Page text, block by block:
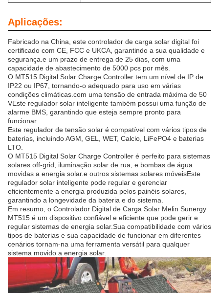
Aplicações:
Fabricado na China, este controlador de carga solar digital foi
certificado com CE, FCC e UKCA, garantindo a sua qualidade e
segurança.e um prazo de entrega de 25 dias, com uma
capacidade de abastecimento de 5000 pcs por mês.
O MT515 Digital Solar Charge Controller tem um nível de IP de
IP22 ou IP67, tornando-o adequado para uso em várias
condições climáticas.com uma tensão de entrada máxima de 50
VEste regulador solar inteligente também possui uma função de
alarme BMS, garantindo que esteja sempre pronto para
funcionar.
Este regulador de tensão solar é compatível com vários tipos de
baterias, incluindo AGM, GEL, WET, Calcio, LiFePO4 e baterias
LTO.
O MT515 Digital Solar Charge Controller é perfeito para sistemas
solares off-grid, iluminação solar de rua, e bombas de água
movidas a energia solar.e outros sistemas solares móveisEste
regulador solar inteligente pode regular e gerenciar
eficientemente a energia produzida pelos painéis solares,
garantindo a longevidade da bateria e do sistema.
Em resumo, o Controlador Digital de Carga Solar Melin Sunergy
MT515 é um dispositivo confiável e eficiente que pode gerir e
regular sistemas de energia solar.Sua compatibilidade com vários
tipos de baterias e sua capacidade de funcionar em diferentes
cenários tornam-na uma ferramenta versátil para qualquer
sistema movido a energia solar.